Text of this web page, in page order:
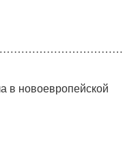
в новоевропейской